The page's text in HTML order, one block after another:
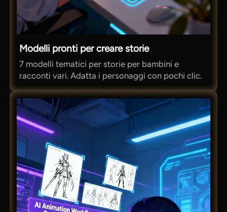
Modelli pronti per creare storie
7 modelli tematici per storie per bambini e
racconti vari. Adatta i personaggi con pochi clic.